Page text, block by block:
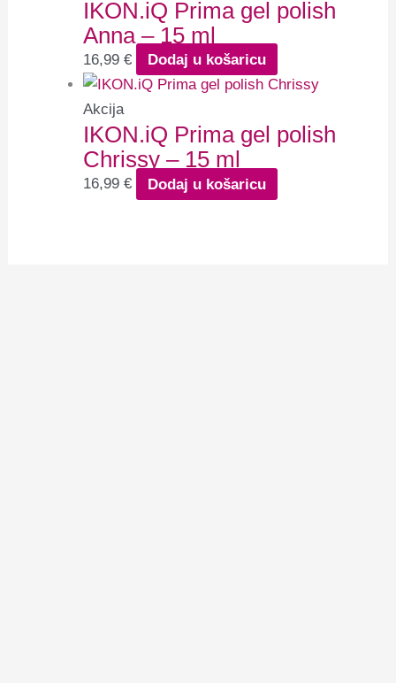
IKON.iQ Prima gel polish
Anna – 15 ml
16,99€ Dodaj u košaricu
Akcija
IKON.iQ Prima gel polish
Chrissy – 15 ml
16,99€ Dodaj u košaricu